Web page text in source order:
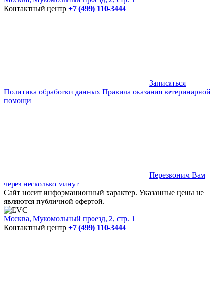
Контактный центр +7 (499) 110-3444
Записаться
Политика обработки данных Правила оказания ветеринарной
помощи
Перезвоним Вам
через несколько минут
Сайт носит информационный характер. Указанные цены не
являются публичной офертой.
Москва, Мукомольный проезд, 2, стр. 1
Контактный центр +7 (499) 110-3444